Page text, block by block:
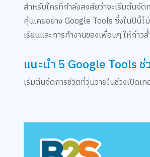
สำหรับใครที่กำลังสงสัยว่าจะเริ่มต้นจั
คุ้นเคยอย่าง Google Tools ซึ่งในปีนี้
เรียนและการทำงานของเพื่อนๆ ให้ก้าว
แนะนำ 5 Google Tools ช่
เริ่มต้นจัดการชีวิตที่วุ่นวายในช่วงเปิดเ